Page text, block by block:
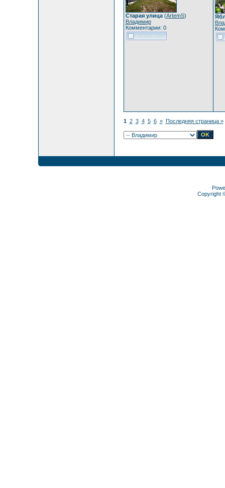
Старая улица(ArtemS)
Владимир
Комментарии: 0
1 2 3 4 5 6 » Последняя страница »
Copyright